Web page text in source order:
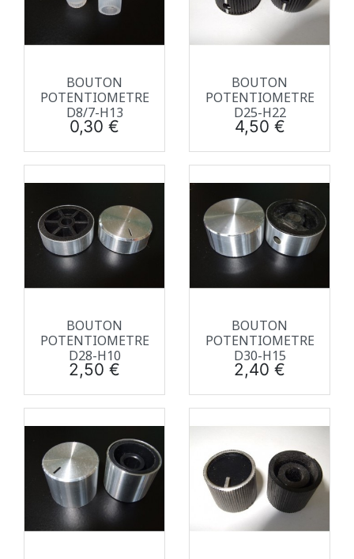
BOUTON
POTENTIOMETRE
D8/7-H13
Prix
0,30 €
BOUTON
POTENTIOMETRE
D25-H22
Prix
4,50 €
BOUTON
POTENTIOMETRE
D28-H10
Prix
2,50 €
BOUTON
POTENTIOMETRE
D30-H15
Prix
2,40 €